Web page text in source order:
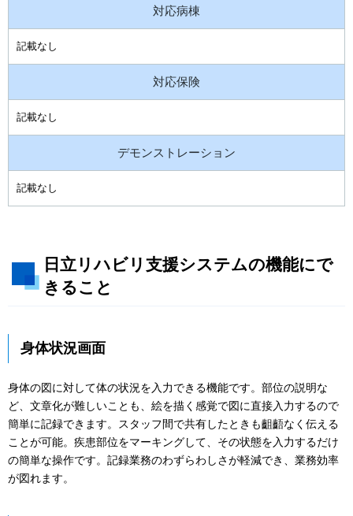
対応病棟
記載なし
対応保険
記載なし
デモンストレーション
記載なし
日立リハビリ支援システムの機能にで
きること
身体状況画面
身体の図に対して体の状況を入力できる機能です。部位の説明な
ど、文章化が難しいことも、絵を描く感覚で図に直接入力するので
簡単に記録できます。スタッフ間で共有したときも齟齬なく伝える
ことが可能。疾患部位をマーキングして、その状態を入力するだけ
の簡単な操作です。記録業務のわずらわしさが軽減でき、業務効率
が図れます。